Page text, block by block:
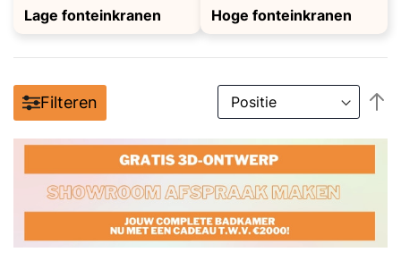
Lage fonteinkranen Hoge fonteinkranen
Filteren